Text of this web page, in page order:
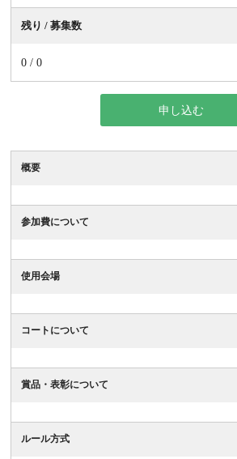
残り / 募集数
0 / 0
申し込む
概要
参加費について
使用会場
コートについて
賞品・表彰について
ルール方式